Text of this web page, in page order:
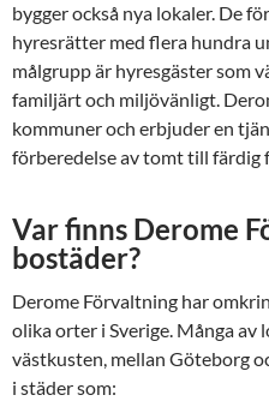
bygger också nya lokaler. De
hyresrätter med flera hundra
målgrupp är hyresgäster som
familjärt och miljövänligt.
kommuner och erbjuder en
förberedelse av tomt till färdig
Var finns Derome
bostäder?
Derome Förvaltning har
olika orter i Sverige. Många av
västkusten, mellan Göteborg
i städer som: